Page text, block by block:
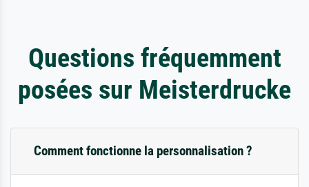
Questions fréquemment
posées sur Meisterdrucke
Comment fonctionne la personnalisation ?